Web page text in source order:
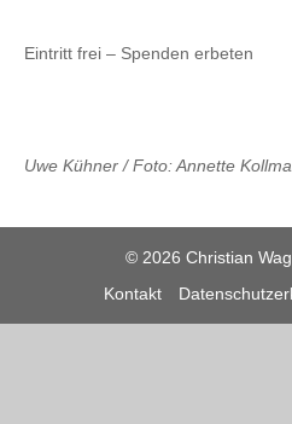
Eintritt frei – Spenden erbeten
Uwe Kühner / Foto: Annette
© 2026 Christian
Kontakt